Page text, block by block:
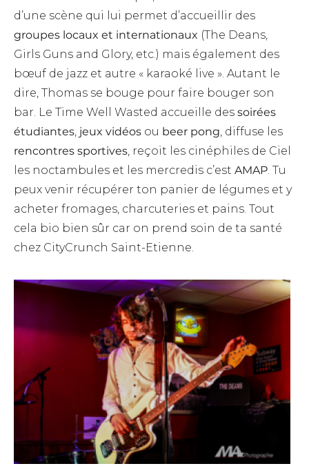
d’une scène qui lui permet d’accueillir des
groupes locaux et internationaux (The Deans,
Girls Guns and Glory, etc.) mais également des
bœuf de jazz et autre « karaoké live ». Autant le
dire, Thomas se bouge pour faire bouger son
bar. Le Time Well Wasted accueille des soirées
étudiantes, jeux vidéos ou beer pong, diffuse les
rencontres sportives, reçoit les cinéphiles de Ciel
les noctambules et les mercredis c’est AMAP. Tu
peux venir récupérer ton panier de légumes et y
acheter fromages, charcuteries et pains. Tout
cela bio bien sûr car on prend soin de ta santé
chez CityCrunch Saint-Etienne.